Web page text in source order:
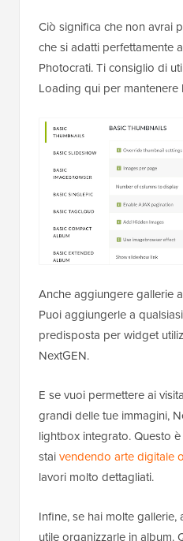
Ciò significa che non avrai
che si adatti perfettamente
Photocrati. Ti consiglio di
Loading qui per mantenere
Anche aggiungere gallerie
Puoi aggiungerle a
predisposta per widget
NextGEN.
E se vuoi permettere ai
grandi delle tue immagini,
lightbox integrato. Questo
staivendendo arte digitale
lavori molto dettagliati.
Infine, se hai molte
utile organizzarle in album.